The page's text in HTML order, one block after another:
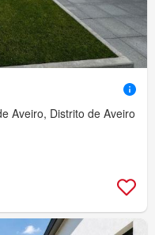
Aveiro, Distrito de Aveiro